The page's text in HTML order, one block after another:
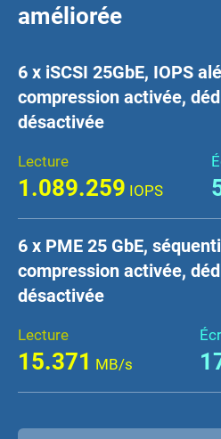
améliorée
6 x iSCSI 25GbE, IOPS
compression activée,
désactivée
Lecture
1.089.259 IOPS
6 x PME 25 GbE,
compression activée,
désactivée
Lecture
15.371 MB/s